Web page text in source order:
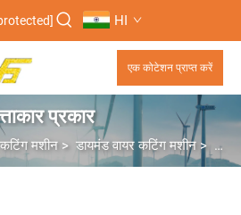
HI
एक कोटेशन प्राप्त करें
प्रकार
कटिंग मशीन > डायमंड वायर कटिंग मशीन >